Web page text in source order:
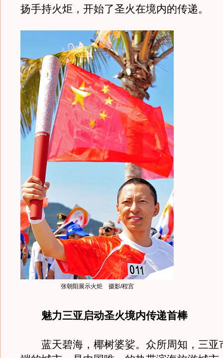
扬手持火炬，开始了圣火在境内的传递。
张朝阳展示火炬 摄影/程宫
魅力三亚启动圣火境内传递首棒
蓝天碧海，椰树婆娑。众所周知，三亚